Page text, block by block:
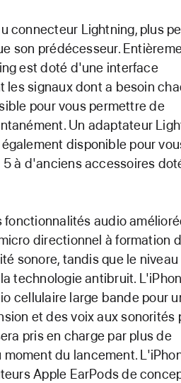
connecteur Lightning, plus
son prédécesseur.
est doté d'une interface
signaux dont a besoin
pour vous permettre de
Un adaptateur
disponible pour
à d'anciens accessoires
audio
directionnel à formation
sonore, tandis que le
technologie antibruit.
cellulaire large bande pour
et des voix aux sonorités
pris en charge par plus de
du lancement.
Apple EarPods de